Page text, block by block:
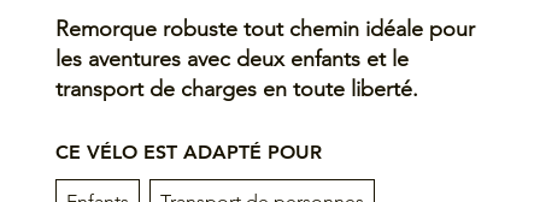
Remorque robuste tout chemin idéale pour
les aventures avec deux enfants et le
transport de charges en toute liberté.
CE VÉLO EST ADAPTÉ POUR